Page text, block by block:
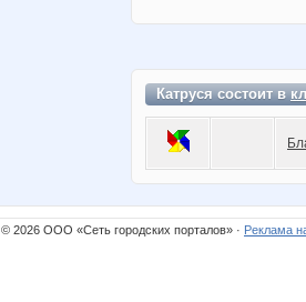
Катруся состоит в
© 2026 ООО «Сеть городских порталов» · Реклама